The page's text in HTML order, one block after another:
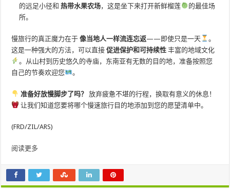
的远足小径和热带水果农场，这是坐下来打开新鲜榴莲
的最佳场
所。
慢旅行的真正魔力在于像当地人一样流连忘返——即使只是一天
。
这是一种强大的方法，可以直接促进保护和可持续性 丰富的地域文化
。从山村到历史悠久的寺庙，东南亚有无数的目的地，准备按照您
自己的节奏欢迎您
。
准备好放慢脚步了吗？ 放弃疲惫不堪的行程，换取有意义的休息！
让我们知道您要将哪个慢速旅行目的地添加到您的愿望清单中。
(FRD/ZIL/ARS)
阅读更多